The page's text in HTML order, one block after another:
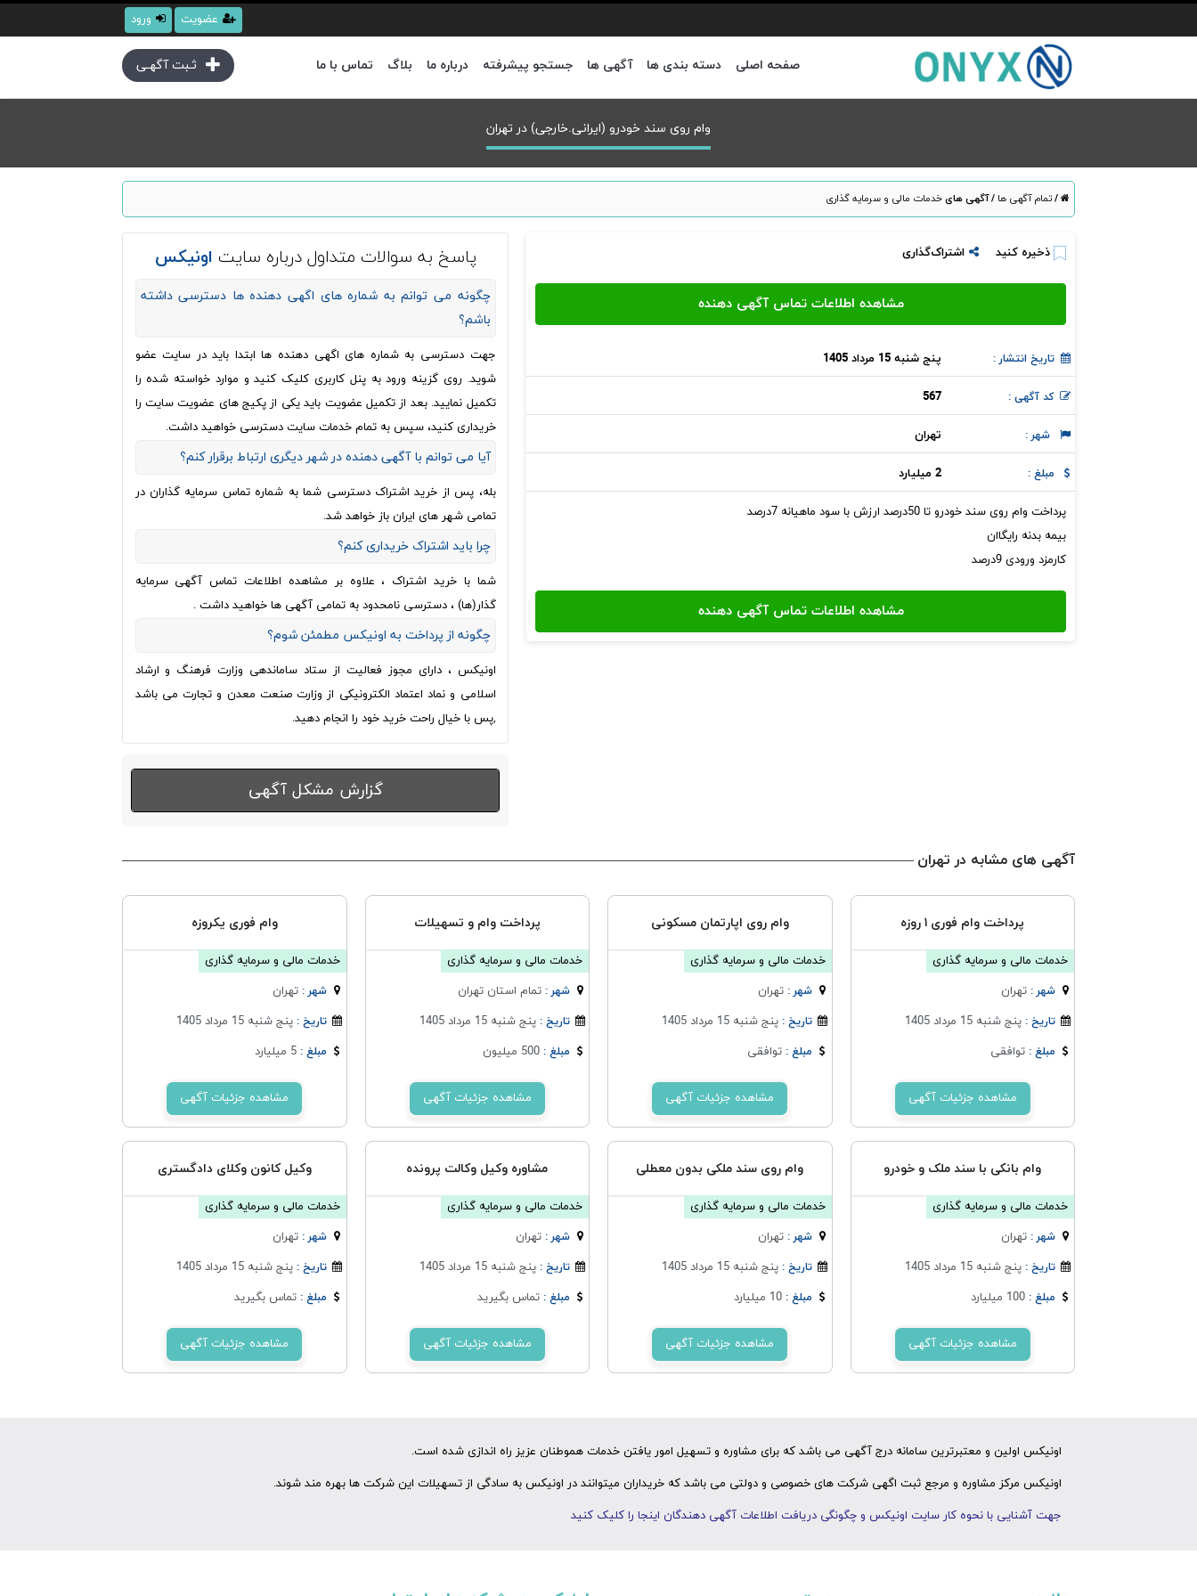
ورود عضویت
ثـبت آگهـی صفحه اصلی دسته بندی ها آگهی ها جستجو پیشرفته درباره ما بلاگ تماس با ما
وام روی سند خودرو (ایرانی.خارجی) در تهران
/تمام آگهی ها /آگهی هایخدمات مالی و سرمایه گذاری
ذخیره کنید اشتراک‌گذاری
تاریخ انتشار : پنج شنبه 15 مرداد 1405
کد آگهی : 567
شهر : تهران
مبلغ : 2 میلیارد
پرداخت وام روی سند خودرو تا 50درصد ارزش با سود ماهیانه 7درصد
بیمه بدنه رایگاان
کارمزد ورودی 9درصد
پاسخ به سوالات متداول درباره سایت اونیکس
چگونه می توانم به شماره های اگهی دهنده ها دسترسی داشته
باشم؟
جهت دسترسی به شماره های اگهی دهنده ها ابتدا باید در سایت عضو
شوید. روی گزینه ورود به پنل کاربری کلیک کنید و موارد خواسته شده را
تکمیل نمایید. بعد از تکمیل عضویت باید یکی از پکیج های عضویت سایت را
خریداری کنید، سپس به تمام خدمات سایت دسترسی خواهید داشت.
آیا می توانم با آگهی دهنده در شهر دیگری ارتباط برقرار کنم؟
بله، پس از خرید اشتراک دسترسی شما به شماره تماس سرمایه گذاران در
تمامی شهر های ایران باز خواهد شد.
چرا باید اشتراک خریداری کنم؟
شما با خرید اشتراک ، علاوه بر مشاهده اطلاعات تماس آگهی سرمایه
گذار(ها) ، دسترسی نامحدود به تمامی آگهی ها خواهید داشت .
چگونه از پرداخت به اونیکس مطمئن شوم؟
اونیکس ، دارای مجوز فعالیت از ستاد ساماندهی وزارت فرهنگ و ارشاد
اسلامی و نماد اعتماد الکترونیکی از وزارت صنعت معدن و تجارت می باشد
,پس با خیال راحت خرید خود را انجام دهید.
گزارش مشکل آگهی
آگهی های مشابه در تهران
پرداخت وام فوری ۱ روزه
خدمات مالی و سرمایه گذاری
شهر :تهران
تاریخ :پنج شنبه 15 مرداد 1405
مبلغ :توافقی
مشاهده جزئیات آگهی
وام روی اپارتمان مسکونی
خدمات مالی و سرمایه گذاری
شهر : تهران
تاریخ : پنج شنبه 15 مرداد 1405
مبلغ : توافقی
مشاهده جزئیات آگهی
پرداخت وام و تسهیلات
خدمات مالی و سرمایه گذاری
شهر :تمام استان تهران
تاریخ :پنج شنبه 15 مرداد 1405
مبلغ :500 میلیون
مشاهده جزئیات آگهی
وام فوری یکروزه
خدمات مالی و سرمایه گذاری
شهر : تهران
تاریخ : پنج شنبه 15 مرداد 1405
مبلغ : 5 میلیارد
مشاهده جزئیات آگهی
وام بانکی با سند ملک و خودرو
خدمات مالی و سرمایه گذاری
شهر :تهران
تاریخ :پنج شنبه 15 مرداد 1405
مبلغ :100 میلیارد
مشاهده جزئیات آگهی
وام روی سند ملکی بدون معطلی
خدمات مالی و سرمایه گذاری
شهر : تهران
تاریخ : پنج شنبه 15 مرداد 1405
مبلغ : 10 میلیارد
مشاهده جزئیات آگهی
مشاوره وکیل وکالت پرونده
خدمات مالی و سرمایه گذاری
شهر :تهران
تاریخ :پنج شنبه 15 مرداد 1405
مبلغ :تماس بگیرید
مشاهده جزئیات آگهی
وکیل کانون وکلای دادگستری
خدمات مالی و سرمایه گذاری
شهر : تهران
تاریخ : پنج شنبه 15 مرداد 1405
مبلغ : تماس بگیرید
مشاهده جزئیات آگهی
اونیکس اولین و معتبرترین سامانه درج آگهی می باشد که برای مشاوره و تسهیل امور یافتن خدمات هموطنان عزیز راه اندازی شده است.
اونیکس مرکز مشاوره و مرجع ثبت اگهی شرکت های خصوصی و دولتی می باشد که خریداران میتوانند در اونیکس به سادگی از تسهیلات این شرکت ها بهره مند شوند.
جهت آشنایی با نحوه کار سایت اونیکس و چگونگی دریافت اطلاعات آگهی دهندگان اینجا را کلیک کنید